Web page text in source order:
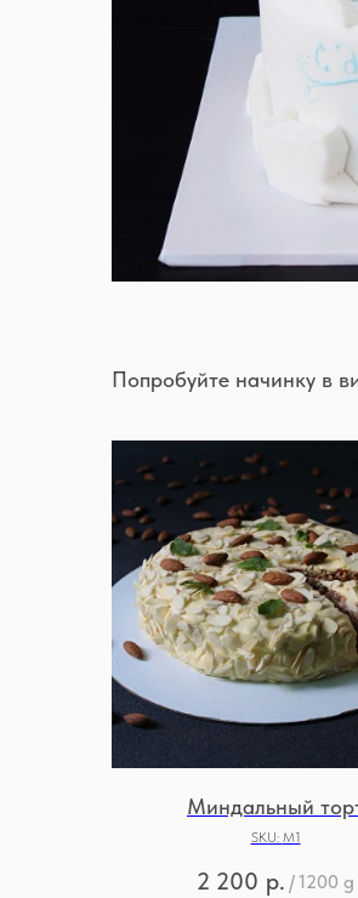
Попробуйте начинку в
Миндальный
SKU: М1
2 200 р. /1200 g